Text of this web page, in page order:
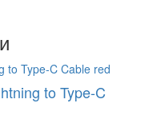
to Type-C